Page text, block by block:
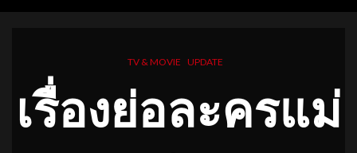
TV & MOVIE UPDATE
เรื่องย่อละครแม่